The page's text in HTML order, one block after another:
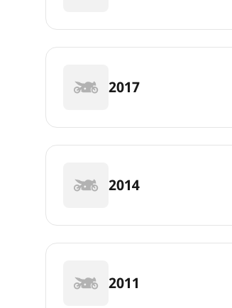
2017
2014
2011